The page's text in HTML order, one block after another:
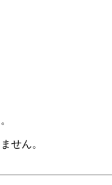
せん。